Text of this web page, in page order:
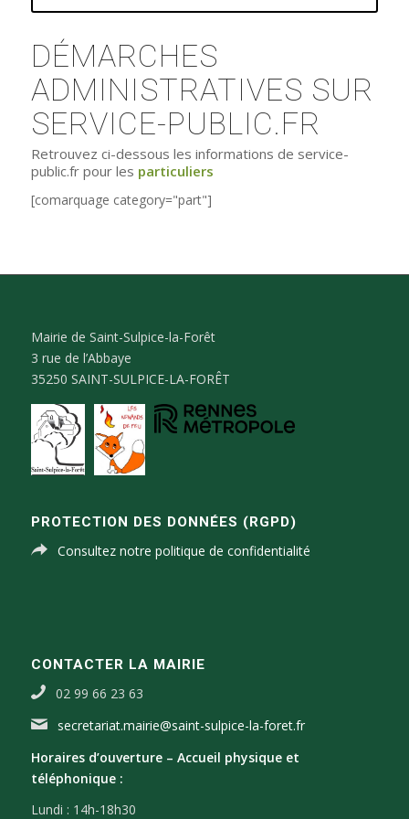
DÉMARCHES
ADMINISTRATIVES SUR
SERVICE-PUBLIC.FR
Retrouvez ci-dessous les informations de service-
public.fr pour les particuliers
[comarquage category="part"]
Mairie de Saint-Sulpice-la-Forêt
3 rue de l’Abbaye
35250 SAINT-SULPICE-LA-FORÊT
PROTECTION DES DONNÉES (RGPD)
Consultez notre politique de confidentialité
CONTACTER LA MAIRIE
02 99 66 23 63
secretariat.mairie@saint-sulpice-la-foret.fr
Horaires d’ouverture – Accueil physique et
téléphonique :
Lundi : 14h-18h30